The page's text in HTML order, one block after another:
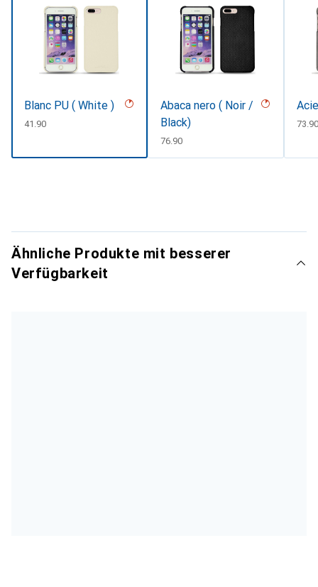
Blanc PU ( White )
CHF
41.90
Abaca nero ( Noir /
Black)
CHF
76.90
CHF
73.90
Ähnliche Produkte mit besserer
Verfügbarkeit